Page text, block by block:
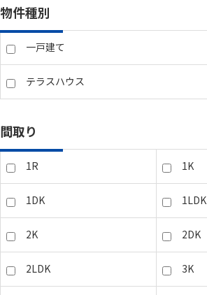
物件種別
一戸建て
テラスハウス
間取り
1R 1K
1DK 1LDK
2K 2DK
2LDK 3K